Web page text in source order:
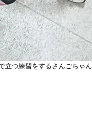
立つ練習をするさんごちゃん